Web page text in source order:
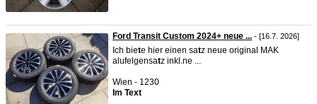
Ford Transit Custom 2024+ neue ... - [16.7. 2026]
Ich biete hier einen satz neue original MAK
alufelgensatz inkl.ne ...
Wien - 1230
Im Text